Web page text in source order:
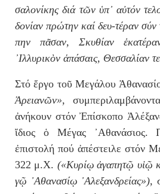
σαλονίκης διά τῶν ὑπ᾿ αὐτόν
δονίαν πρώτην καί δευ-τέραν σύν
πην πᾶσαν, Σκυθίαν ἑ
᾿Ιλλυρικὸν ἁπάσαις, Θεσσαλίαν
Στόἔργο τοῦΜεγάλου
Ἀρειανῶν», συμπεριλαμβάνον
ἀνήκουν στόν Ἐπίσκοπο Ἀλέ
ἴδιος ὁΜέγας ᾿Αθανάσιος.
ἐπιστολή πού ἀπέστειλε στόν
322 μ.Χ. («Κυρίῳ ἀγαπητῷ υἱῷ
γῷ ᾿Αθανασίῳ ᾿Αλεξανδρείας»),